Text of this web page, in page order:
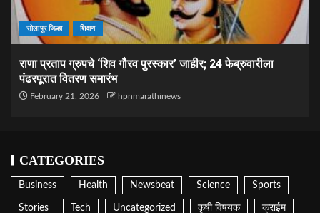
सोलापूर जिल्हा शिक्षण
राणा प्रताप ग्रुपचे ‘शिव गौरव पुरस्कार’ जाहीर; 24 फेब्रुवारीला
पंढरपूरात वितरण समारंभ
February 21, 2026 hpnmarathinews
CATEGORIES
Business Health Newsbeat Science Sports
Stories Tech Uncategorized कृषी विषयक क्राईम